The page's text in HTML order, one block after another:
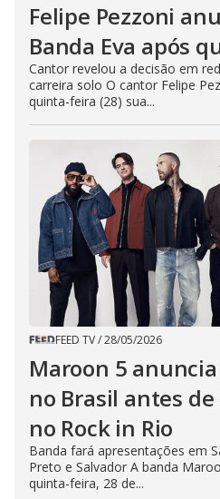
Felipe Pezzoni
Banda Eva após
Cantor revelou a decisão em
carreira solo O cantor Felipe
quinta-feira (28) sua...
FEED TV/28/05/2026
Maroon 5
no Brasil antes
no Rock in Rio
Banda fará apresentações em
Preto e Salvador A banda
quinta-feira, 28 de...